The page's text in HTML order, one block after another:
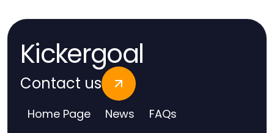
Kickergoal
Contact us
Home Page News
FAQs